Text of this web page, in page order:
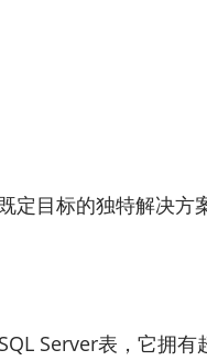
定目标的独特解决方
Server表，它拥有